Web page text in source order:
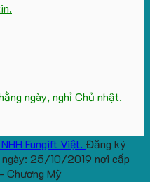
ngày, nghỉ Chủ nhật.
Fungift Việt. Đăng ký
25/10/2019 nơi cấp
Chương Mỹ